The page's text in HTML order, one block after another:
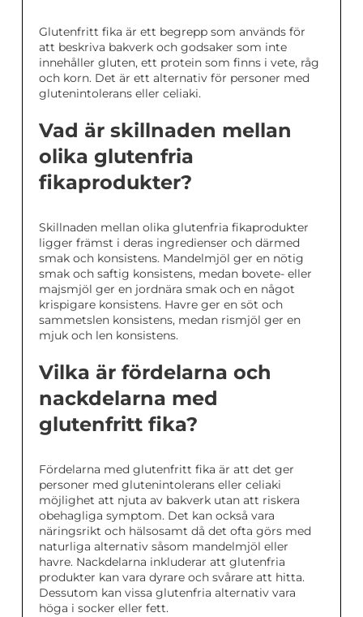
Glutenfritt fika är ett begrepp som används för
att beskriva bakverk och godsaker som inte
innehåller gluten, ett protein som finns i vete, råg
och korn. Det är ett alternativ för personer med
glutenintolerans eller celiaki.
Vad är skillnaden mellan
olika glutenfria
fikaprodukter?
Skillnaden mellan olika glutenfria fikaprodukter
ligger främst i deras ingredienser och därmed
smak och konsistens. Mandelmjöl ger en nötig
smak och saftig konsistens, medan bovete- eller
majsmjöl ger en jordnära smak och en något
krispigare konsistens. Havre ger en söt och
sammetslen konsistens, medan rismjöl ger en
mjuk och len konsistens.
Vilka är fördelarna och
nackdelarna med
glutenfritt fika?
Fördelarna med glutenfritt fika är att det ger
personer med glutenintolerans eller celiaki
möjlighet att njuta av bakverk utan att riskera
obehagliga symptom. Det kan också vara
näringsrikt och hälsosamt då det ofta görs med
naturliga alternativ såsom mandelmjöl eller
havre. Nackdelarna inkluderar att glutenfria
produkter kan vara dyrare och svårare att hitta.
Dessutom kan vissa glutenfria alternativ vara
höga i socker eller fett.